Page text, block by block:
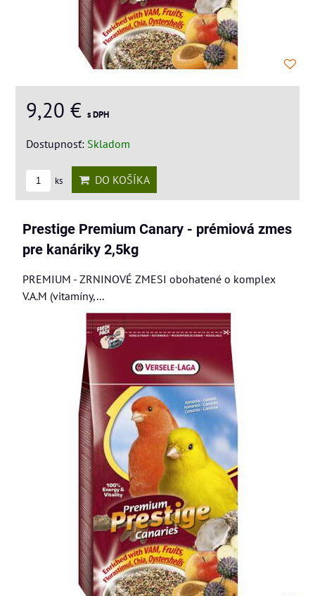
9,20 € s DPH
Dostupnosť: Skladom
ks DO KOŠÍKA
Prestige Premium Canary - prémiová zmes
pre kanáriky 2,5kg
PREMIUM - ZRNINOVÉ ZMESI obohatené o komplex
V.A.M (vitamíny,...